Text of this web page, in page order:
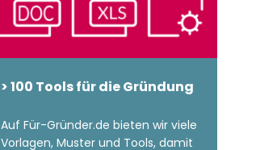
> 100 Tools für die Gründung
Auf Für-Gründer.de bieten wir viele
Vorlagen, Muster und Tools, damit